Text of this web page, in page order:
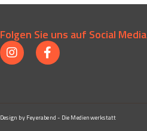
Folgen Sie uns auf Social Media
Design by Feyerabend - Die Medienwerkstatt